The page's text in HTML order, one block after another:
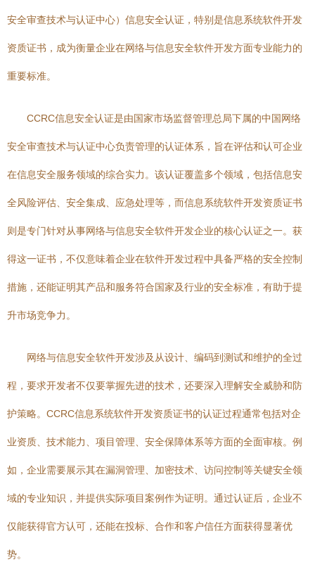
安全审查技术与认证中心）信息安全认证，特别是信息系统软件开发
资质证书，成为衡量企业在网络与信息安全软件开发方面专业能力的
重要标准。
CCRC信息安全认证是由国家市场监督管理总局下属的中国网络
安全审查技术与认证中心负责管理的认证体系，旨在评估和认可企业
在信息安全服务领域的综合实力。该认证覆盖多个领域，包括信息安
全风险评估、安全集成、应急处理等，而信息系统软件开发资质证书
则是专门针对从事网络与信息安全软件开发企业的核心认证之一。获
得这一证书，不仅意味着企业在软件开发过程中具备严格的安全控制
措施，还能证明其产品和服务符合国家及行业的安全标准，有助于提
升市场竞争力。
网络与信息安全软件开发涉及从设计、编码到测试和维护的全过
程，要求开发者不仅要掌握先进的技术，还要深入理解安全威胁和防
护策略。CCRC信息系统软件开发资质证书的认证过程通常包括对企
业资质、技术能力、项目管理、安全保障体系等方面的全面审核。例
如，企业需要展示其在漏洞管理、加密技术、访问控制等关键安全领
域的专业知识，并提供实际项目案例作为证明。通过认证后，企业不
仅能获得官方认可，还能在投标、合作和客户信任方面获得显著优
势。